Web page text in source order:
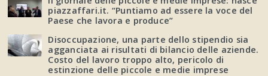
piazzaffari.it. “Puntiamo ad essere la voce del
Paese che lavora e produce”
Disoccupazione, una parte dello stipendio sia
agganciata ai risultati di bilancio delle aziende.
Costo del lavoro troppo alto, pericolo di
estinzione delle piccole e medie imprese